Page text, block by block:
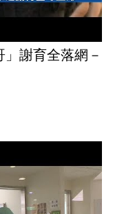
謝育全落網－